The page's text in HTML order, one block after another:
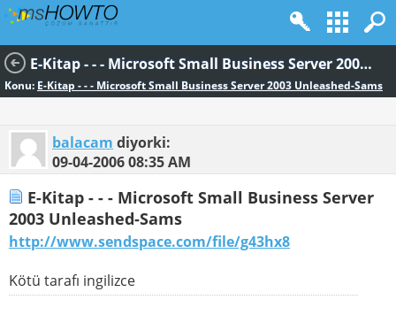
E-Kitap - - - Microsoft Small Business Server 2003 Unleashed-Sams
Konu: E-Kitap - - - Microsoft Small Business Server 2003 Unleashed-Sams
balacam diyorki:
09-04-200608:35 AM
E-Kitap - - - Microsoft Small Business Server
2003 Unleashed-Sams
http://www.sendspace.com/file/g43hx8
Kötü tarafı ingilizce